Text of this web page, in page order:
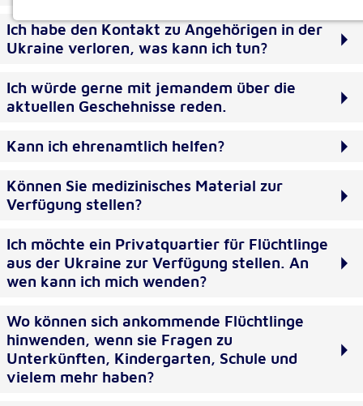
Ich habe den Kontakt zu Angehörigen in der
Ukraine verloren, was kann ich tun?
Ich würde gerne mit jemandem über die
aktuellen Geschehnisse reden.
Kann ich ehrenamtlich helfen?
Können Sie medizinisches Material zur
Verfügung stellen?
Ich möchte ein Privatquartier für Flüchtlinge
aus der Ukraine zur Verfügung stellen. An
wen kann ich mich wenden?
Wo können sich ankommende Flüchtlinge
hinwenden, wenn sie Fragen zu
Unterkünften, Kindergarten, Schule und
vielem mehr haben?
Notwendige Cookies ermöglichen grundlegende
Funktionen und sind für die einwandfreie Funktion
der Website erforderlich.
Google Analytics Opt-Out-Cookie
gaOptout
Zweck:
Dieser Cookie speichert die gewählte
Einverständnisoption bezüglich Google Analytics
Cookie Laufzeit:
1 Jahr
Einverständnis-Cookie
Name:
cookie_consent